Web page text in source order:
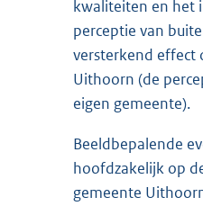
kwaliteiten en het
perceptie van
versterkend effect
Uithoorn (de
eigen gemeente).
Beeldbepalende
hoofdzakelijk op
gemeente